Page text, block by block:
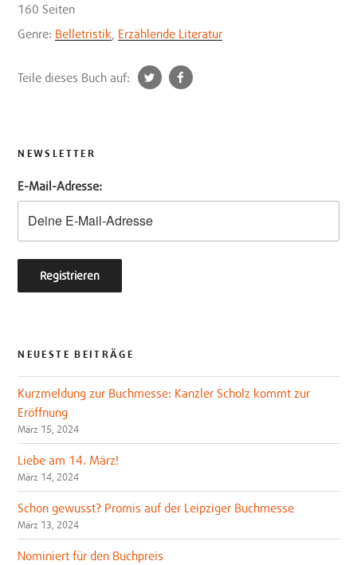
160 Seiten
Genre: Belletristik Erzählende Literatur
Teile dieses Buch auf:
t
NEWSLETTER
E-Mail-Adresse:
NEUESTE BEITRÄGE
Kurzmeldung zur Buchmesse: Kanzler Scholz kommt zur
Eröffnung
März 15, 2024
Liebe am 14. März!
März 14, 2024
Schon gewusst? Promis auf der Leipziger Buchmesse
März 13, 2024
Nominiert für den Buchpreis